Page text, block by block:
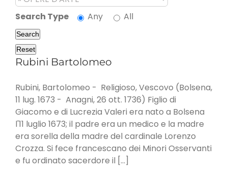
Search Type Any All
Search
Reset
Rubini Bartolomeo
Rubini, Bartolomeo - Religioso, Vescovo (Bolsena,
11 lug. 1673 - Anagni, 26 ott. 1736) Figlio di
Giacomo e di Lucrezia Valeri era nato a Bolsena
l'11 luglio 1673; il padre era un medico e la madre
era sorella della madre del cardinale Lorenzo
Crozza. Si fece francescano dei Minori Osservanti
e fu ordinato sacerdore il [...]